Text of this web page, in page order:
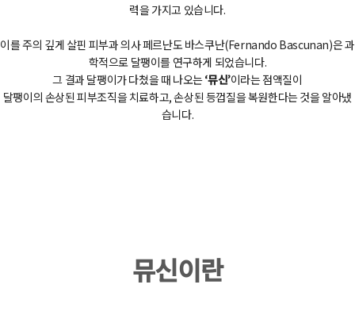
력을 가지고 있습니다.
이를 주의 깊게 살핀 피부과 의사 페르난도 바스쿠난(Fernando Bascunan)은 과
학적으로 달팽이를 연구하게 되었습니다.
그 결과 달팽이가 다쳤을 때 나오는‘뮤신’이라는 점액질이
달팽이의 손상된 피부조직을 치료하고, 손상된 등껍질을 복원한다는 것을 알아냈
습니다.
뮤신이란